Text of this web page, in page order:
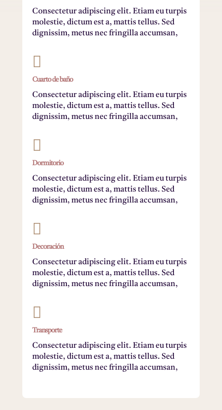
Consectetur adipiscing elit. Etiam eu turpis
molestie, dictum est a, mattis tellus. Sed
dignissim, metus nec fringilla accumsan,

Cuarto de baño
Consectetur adipiscing elit. Etiam eu turpis
molestie, dictum est a, mattis tellus. Sed
dignissim, metus nec fringilla accumsan,

Dormitorio
Consectetur adipiscing elit. Etiam eu turpis
molestie, dictum est a, mattis tellus. Sed
dignissim, metus nec fringilla accumsan,

Decoración
Consectetur adipiscing elit. Etiam eu turpis
molestie, dictum est a, mattis tellus. Sed
dignissim, metus nec fringilla accumsan,

Transporte
Consectetur adipiscing elit. Etiam eu turpis
molestie, dictum est a, mattis tellus. Sed
dignissim, metus nec fringilla accumsan,